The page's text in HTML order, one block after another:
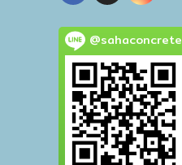
@sahaconcrete